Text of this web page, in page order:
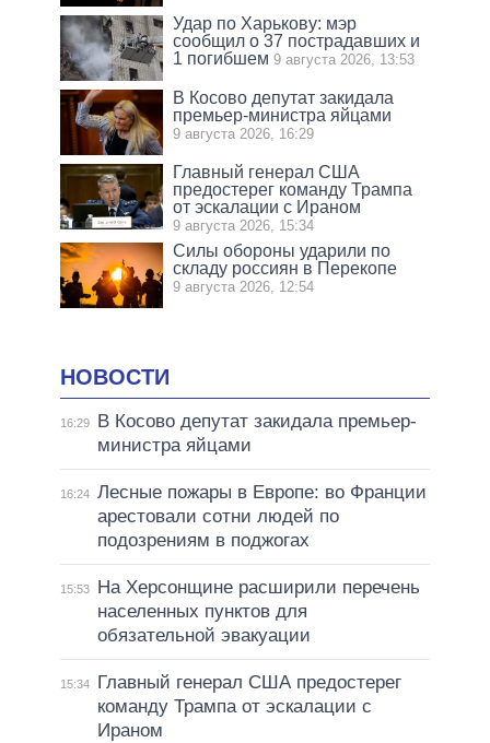
Удар по Харькову: мэр
сообщил о 37 пострадавших и
1 погибшем 9 августа 2026, 13:53
В Косово депутат закидала
премьер-министра яйцами
9 августа 2026, 16:29
Главный генерал США
предостерег команду Трампа
от эскалации с Ираном
9 августа 2026, 15:34
Силы обороны ударили по
складу россиян в Перекопе
9 августа 2026, 12:54
НОВОСТИ
16:29
В Косово депутат закидала премьер-
министра яйцами
16:24 Лесные пожары в Европе: во Франции
арестовали сотни людей по
подозрениям в поджогах
15:53
На Херсонщине расширили перечень
населенных пунктов для
обязательной эвакуации
15:34
Главный генерал США предостерег
команду Трампа от эскалации с
Ираном